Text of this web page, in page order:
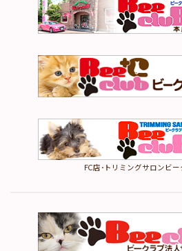
FC店･トリミングサロンビ